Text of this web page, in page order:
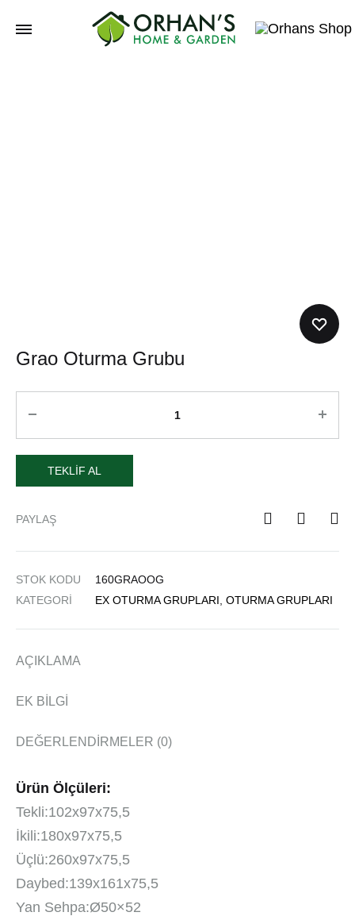
Grao Oturma Grubu
TEKLIF AL
PAYLAŞ
STOK KODU
160GRAOOG
KATEGORI
EX OTURMA GRUPLARI OTURMA GRUPLARI
AÇIKLAMA
EK BILGI
DEĞERLENDIRMELER (0)
Ürün Ölçüleri:
Tekli:102x97x75,5
İkili:180x97x75,5
Üçlü:260x97x75,5
Daybed:139x161x75,5
Yan Sehpa:Ø50×52